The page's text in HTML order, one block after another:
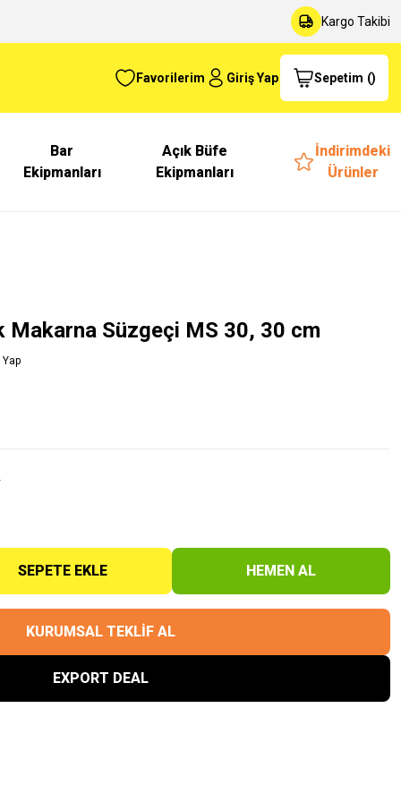
Kargo Takibi
Favorilerim Giriş Yap Sepetim ()
Bar
Ekipmanları
Açık Büfe
Ekipmanları
İndirimdeki
Ürünler
Makarna Süzgeçi MS 30, 30 cm
SEPETE EKLE HEMEN AL
KURUMSAL TEKLİF AL
EXPORT DEAL